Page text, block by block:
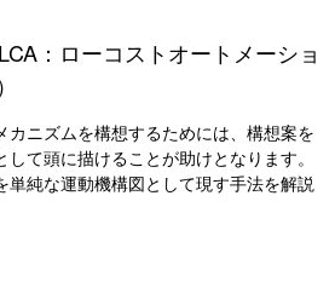
：ローコストオートメーショ
ニズムを構想するためには、構想案を
て頭に描けることが助けとなります。
単純な運動機構図として現す手法を解説